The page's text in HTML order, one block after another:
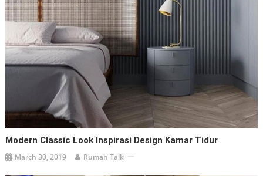
Modern Classic Look Inspirasi Design Kamar Tidur
March 30, 2019 Rumah Talk